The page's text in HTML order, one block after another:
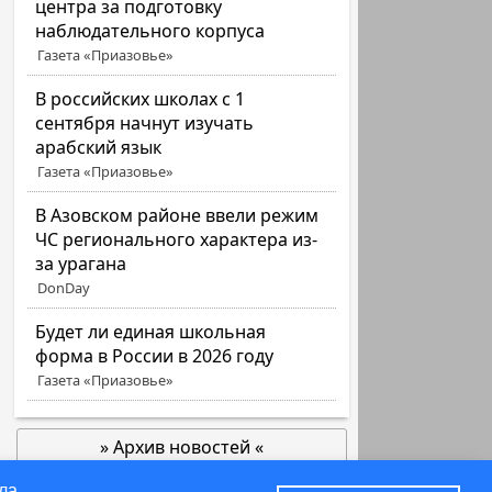
центра за подготовку
наблюдательного корпуса
Газета «Приазовье»
В российских школах с 1
сентября начнут изучать
арабский язык
Газета «Приазовье»
В Азовском районе ввели режим
ЧС регионального характера из-
за урагана
DonDay
Будет ли единая школьная
форма в России в 2026 году
Газета «Приазовье»
» Архив новостей «
позже